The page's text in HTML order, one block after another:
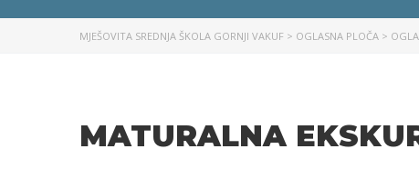
MJEŠOVITA SREDNJA ŠKOLA GORNJI VAKUF > OGLASNA PLOČA >
MATURALNA